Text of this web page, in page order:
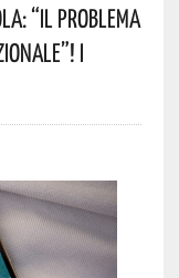
“il Problema
I